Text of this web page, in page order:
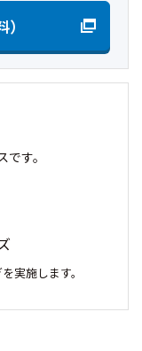
す。
実施します。